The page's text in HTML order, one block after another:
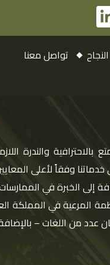
تواصل معنا
لذلك فإن الشركة
أعمال العميل الطارئة
احترافي ووفقاً لأعلى